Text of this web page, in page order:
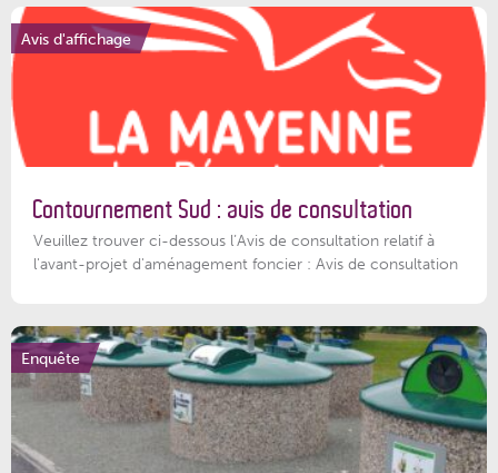
Avis d'affichage
Contournement Sud : avis de consultation
Veuillez trouver ci-dessous l’Avis de consultation relatif à
l'avant-projet d'aménagement foncier : Avis de consultation
Enquête